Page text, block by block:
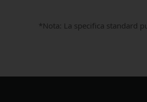
*Nota: La specifica standard